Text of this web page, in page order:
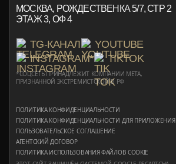
МОСКВА, РОЖДЕСТВЕНКА 5/7, СТР 2
ЭТАЖ 3, ОФ 4
TG-КАНАЛ
YOUTUBE
INSTAGRAM*
TIKTOK
*СОЦСЕТЬ ПРИНАДЛЕЖИТ КОМПАНИИ META,
ПРИЗНАННОЙ ЭКСТРЕМИСТСКОЙ В РФ
ПОЛИТИКА КОНФИДЕНЦИАЛЬНОСТИ
ПОЛИТИКА КОНФИДЕНЦИАЛЬНОСТИ ДЛЯ ПРИЛОЖЕНИЯ
ПОЛЬЗОВАТЕЛЬСКОЕ СОГЛАШЕНИЕ
АГЕНТСКИЙ ДОГОВОР
ПОЛИТИКА ИСПОЛЬЗОВАНИЯ ФАЙЛОВ COOKIE